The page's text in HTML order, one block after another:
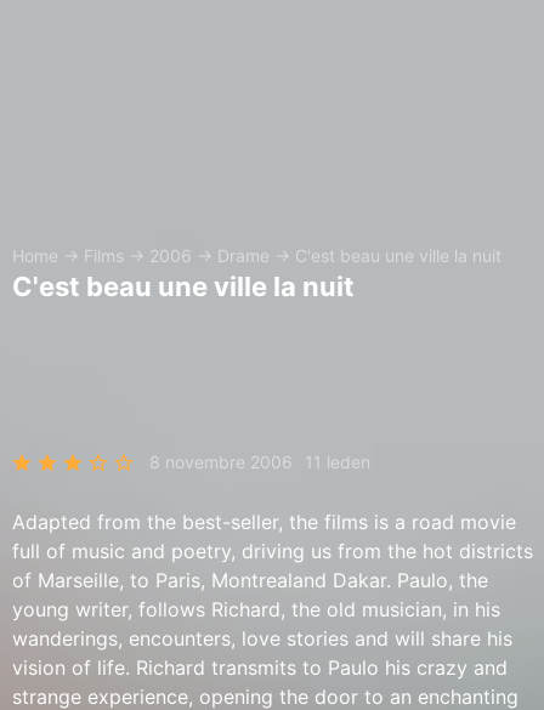
Home → Films → 2006 → Drame → C'est beau une ville la nuit
C'est beau une ville la nuit
8 novembre 2006 11 leden
Adapted from the best-seller, the films is a road movie
full of music and poetry, driving us from the hot districts
of Marseille, to Paris, Montrealand Dakar. Paulo, the
young writer, follows Richard, the old musician, in his
wanderings, encounters, love stories and will share his
vision of life. Richard transmits to Paulo his crazy and
strange experience, opening the door to an enchanting